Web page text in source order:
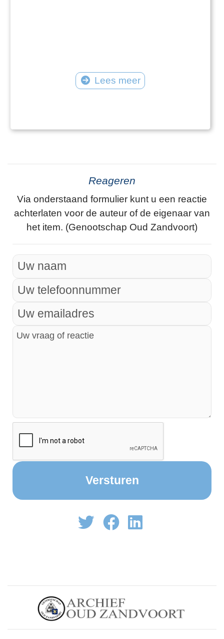
Lees meer
Reageren
Via onderstaand formulier kunt u een reactie
achterlaten voor de auteur of de eigenaar van
het item. (Genootschap Oud Zandvoort)